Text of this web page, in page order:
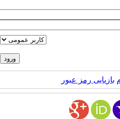
بازیابی رمز عبور